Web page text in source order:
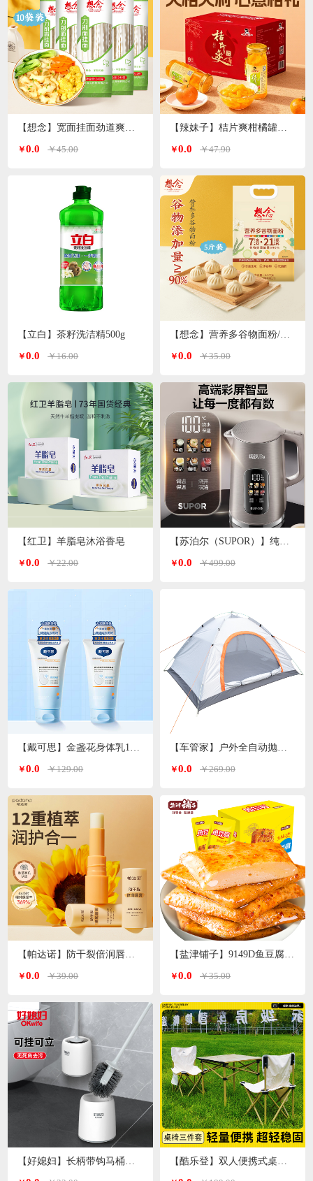
￥0.0 ￥45.00
【立白】茶籽洗洁精500g
￥0.0 ￥16.00
【红卫】羊脂皂沐浴香皂
￥0.0 ￥22.00
【戴可思】金盏花身体乳150ml*2支
￥0.0 ￥129.00
【帕达诺】防干裂倍润唇膏3g/支*2支
￥0.0 ￥39.00
￥0.0 ￥47.90
￥0.0 ￥35.00
￥0.0 ￥499.00
【车管家】户外全自动抛帐帐篷GJ-2203
￥0.0 ￥269.00
【盐津铺子】9149D鱼豆腐原味360g
￥0.0 ￥35.00